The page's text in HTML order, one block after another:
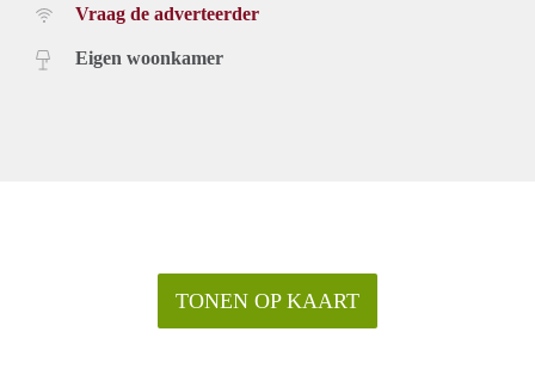
Vraag de adverteerder
Eigen woonkamer
TONEN OP KAART